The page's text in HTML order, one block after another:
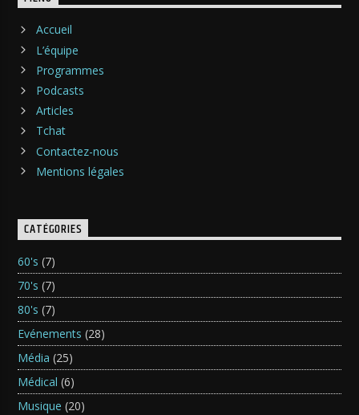
Accueil
L’équipe
Programmes
Podcasts
Articles
Tchat
Contactez-nous
Mentions légales
CATÉGORIES
60's (7)
70's (7)
80's (7)
Evénements (28)
Média (25)
Médical (6)
Musique (20)